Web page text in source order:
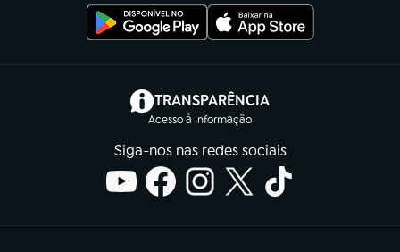
TRANSPARÊNCIA
Acesso à Informação
(abre em nova aba)
Siga-nos nas redes sociais